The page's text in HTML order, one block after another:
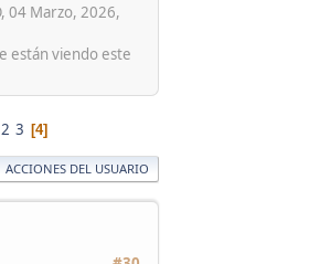
04 Marzo, 2026,
están viendo este
2 3 4
ACCIONES DEL USUARIO